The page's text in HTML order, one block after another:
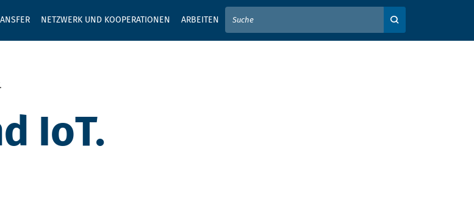
NETZWERK UND KOOPERATIONEN ARBEITEN
GEBEN SIE HIER IHREN SUCHBEGRIFF EIN
IoT.